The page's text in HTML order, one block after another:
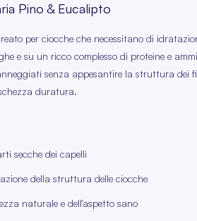
Pino & Eucalipto
per ciocche che necessitano di
e su un ricco complesso di proteine e
senza appesantire la struttura dei
duratura.
secche dei capelli
della struttura delle ciocche
naturale e dell'aspetto sano